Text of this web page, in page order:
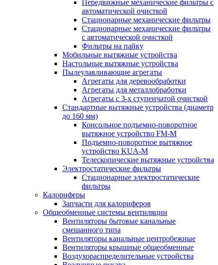
Передвижные механические фильтры с
автоматической очисткой
Стационарные механические фильтры
Стационарные механические фильтры
с автоматической очисткой
Фильтры на пайку
Мобильные вытяжные устройства
Настольные вытяжные устройства
Пылеулавливающие агрегаты
Агрегаты для деревообработки
Агрегаты для металлобработки
Агрегаты с 3-х ступенчатой очисткой
Стандартные вытяжные устройства (диаметр
до 160 мм)
Консольное подъемно-поворотное
вытяжное устройство FM-M
Подъемно-поворотное вытяжное
устройство KUA-M
Телескопические вытяжные устройства
Электростатические фильтры
Стационарные электростатические
фильтры
Калориферы
Запчасти для калориферов
Общеобменные системы вентиляции
Вентиляторы бытовые канальные
смешанного типа
Вентиляторы канальные центробежные
Вентиляторы крышные общеобменные
Воздухораспределительные устройства